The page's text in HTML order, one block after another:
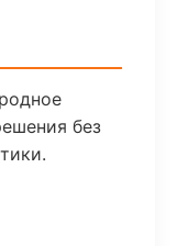
без